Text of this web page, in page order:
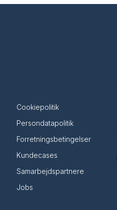
Cookiepolitik
Persondatapolitik
Forretningsbetingelser
Kundecases
Samarbejdspartnere
Jobs